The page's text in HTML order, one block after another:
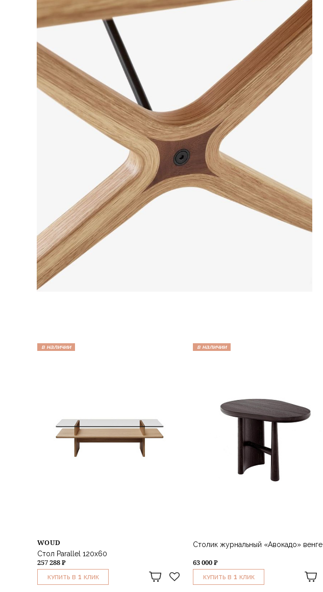
в наличии
WOUD
Стол Parallel 120х60
257 288 ₽
КУПИТЬ В 1 КЛИК
в наличии
Столик журнальный «Авокадо» венге
63 000 ₽
КУПИТЬ В 1 КЛИК